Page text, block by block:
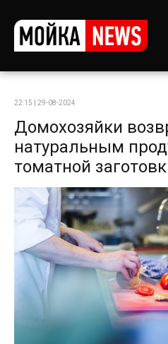
22:15 | 29-08-2024
Домохозяйки
натуральным
томатной